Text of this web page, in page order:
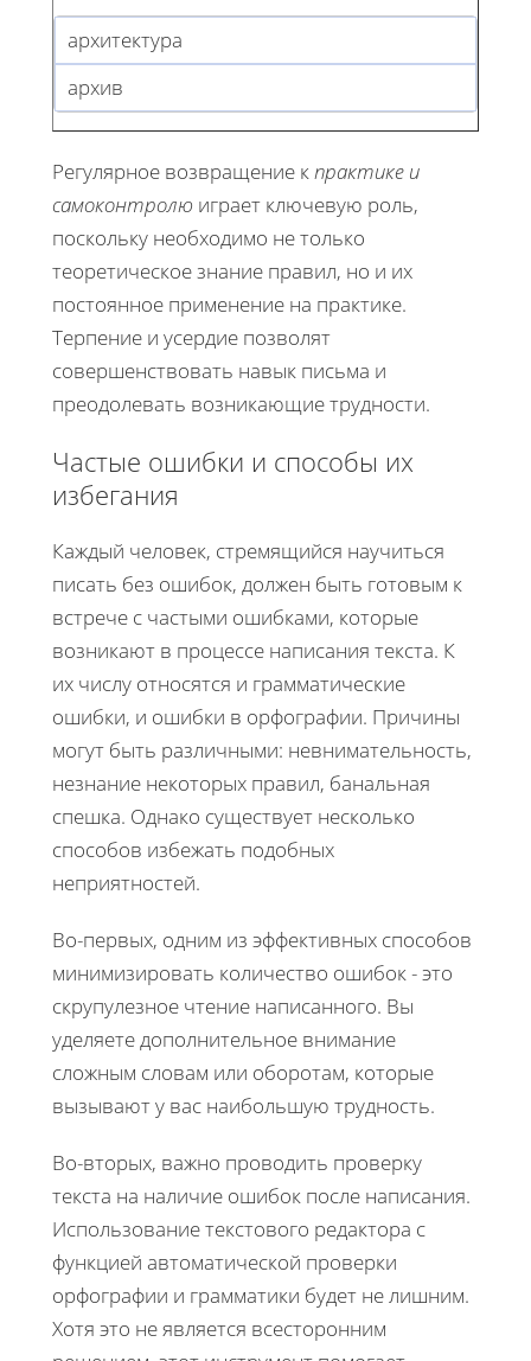
архитектура
архив
Регулярное возвращение кпрактике и
самоконтролю играет ключевую роль,
поскольку необходимо не только
теоретическое знание правил, но и их
постоянное применение на практике.
Терпение и усердие позволят
совершенствовать навык письма и
преодолевать возникающие трудности.
Частые ошибки и способы их
избегания
Каждый человек, стремящийся научиться
писать без ошибок, должен быть готовым к
встрече с частыми ошибками, которые
возникают в процессе написания текста. К
их числу относятся и грамматические
ошибки, и ошибки в орфографии. Причины
могут быть различными: невнимательность,
незнание некоторых правил, банальная
спешка. Однако существует несколько
способов избежать подобных
неприятностей.
Во-первых, одним из эффективных способов
минимизировать количество ошибок - это
скрупулезное чтение написанного. Вы
уделяете дополнительное внимание
сложным словам или оборотам, которые
вызывают у вас наибольшую трудность.
Во-вторых, важно проводить проверку
текста на наличие ошибок после написания.
Использование текстового редактора с
функцией автоматической проверки
орфографии и грамматики будет не лишним.
Хотя это не является всесторонним